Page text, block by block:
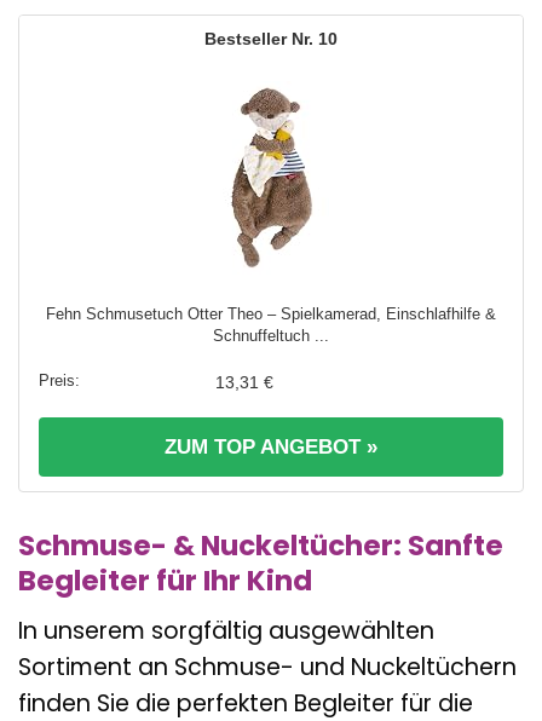
10
Fehn Schmusetuch Otter Theo – Spielkamerad, Einschlafhilfe &
Schnuffeltuch ...
13,31 €
ZUM TOP ANGEBOT »
Schmuse- & Nuckeltücher: Sanfte
Begleiter für Ihr Kind
In unserem sorgfältig ausgewählten
Sortiment an Schmuse- und Nuckeltüchern
finden Sie die perfekten Begleiter für die